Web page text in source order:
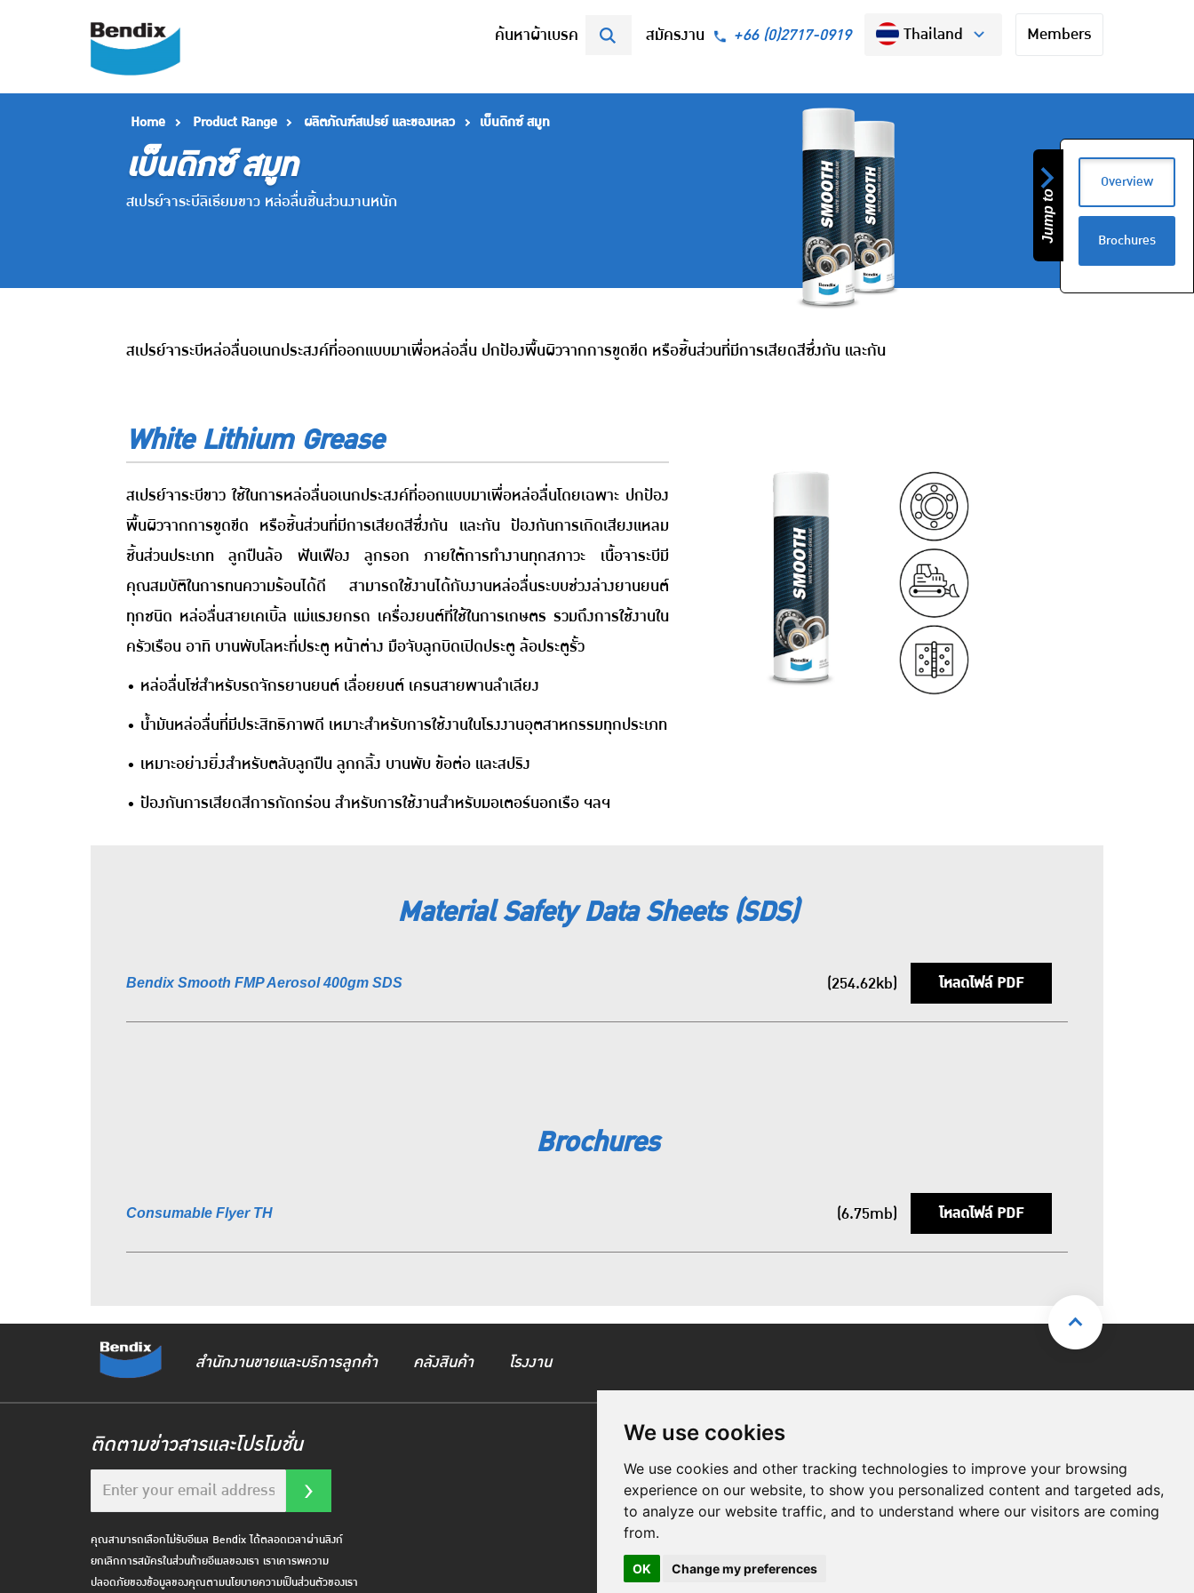
We use cookies
We use cookies and other tracking technologies to improve your browsing
experience on our website, to show you personalized content and targeted ads,
to analyze our website traffic, and to understand where our visitors are coming
from.
OK Change my preferences
ค้นหาผ้าเบรค สมัครงาน +66 (0)2717-0919 Thailand Members
Home Product Range ผลิตภัณฑ์สเปรย์ และของเหลว เบ็นดิกซ์ สมูท
เบ็นดิกซ์ สมูท
สเปรย์จาระบีลิเธียมขาว หล่อลื่นชิ้นส่วนงานหนัก Jump to
Overview
Brochures
สเปรย์จาระบีหล่อลื่นอเนกประสงค์ที่ออกแบบมาเพื่อหล่อลื่น ปกป้องพื้นผิวจากการขูดขีด หรือชิ้นส่วนที่มีการเสียดสีซึ่งกัน และกัน
White Lithium Grease
สเปรย์จาระบีขาว ใช้ในการหล่อลื่นอเนกประสงค์ที่ออกแบบมาเพื่อหล่อลื่นโดยเฉพาะ ปกป้อง
พื้นผิวจากการขูดขีด หรือชิ้นส่วนที่มีการเสียดสีซึ่งกัน และกัน ป้องกันการเกิดเสียงแหลม
ชิ้นส่วนประเภท ลูกปืนล้อ ฟันเฟือง ลูกรอก ภายใต้การทำงานทุกสภาวะ เนื้อจาระบีมี
คุณสมบัติในการทนความร้อนได้ดี สามารถใช้งานได้กับงานหล่อลื่นระบบช่วงล่างยานยนต์
ทุกชนิด หล่อลื่นสายเคเบิ้ล แม่แรงยกรถ เครื่องยนต์ที่ใช้ในการเกษตร รวมถึงการใช้งานใน
ครัวเรือน อาทิ บานพับโลหะที่ประตู หน้าต่าง มือจับลูกบิดเปิดประตู ล้อประตูรั้ว
• หล่อลื่นโซ่สำหรับรถจักรยานยนต์ เลื่อยยนต์ เครนสายพานลำเลียง
• น้ำมันหล่อลื่นที่มีประสิทธิภาพดี เหมาะสำหรับการใช้งานในโรงงานอุตสาหกรรมทุกประเภท
• เหมาะอย่างยิ่งสำหรับตลับลูกปืน ลูกกลิ้ง บานพับ ข้อต่อ และสปริง
• ป้องกันการเสียดสีการกัดกร่อน สำหรับการใช้งานสำหรับมอเตอร์นอกเรือ ฯลฯ
Material Safety Data Sheets (SDS)
Bendix Smooth FMP Aerosol 400gm SDS (254.62kb) โหลดไฟล์ PDF
Brochures
Consumable Flyer TH (6.75mb) โหลดไฟล์ PDF
สำนักงานขายและบริการลูกค้า คลังสินค้า โรงงาน
ติดตามข่าวสารและโปรโมชั่น
คุณสามารถเลือกไม่รับอีเมล Bendix ได้ตลอดเวลาผ่านลิงก์
ยกเลิกการสมัครในส่วนท้ายอีเมลของเรา เราเคารพความ
ปลอดภัยของข้อมูลของคุณตามนโยบายความเป็นส่วนตัวของเรา
+66 (0)2717-0919